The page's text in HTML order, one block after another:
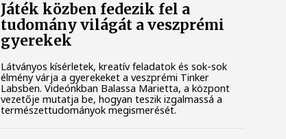
Játék közben fedezik fel a
tudomány világát a veszprémi
gyerekek
Látványos kísérletek, kreatív feladatok és sok-sok
élmény várja a gyerekeket a veszprémi Tinker
Labsben. Videónkban Balassa Marietta, a központ
vezetője mutatja be, hogyan teszik izgalmassá a
természettudományok megismerését.